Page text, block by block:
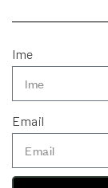
Ime
Email